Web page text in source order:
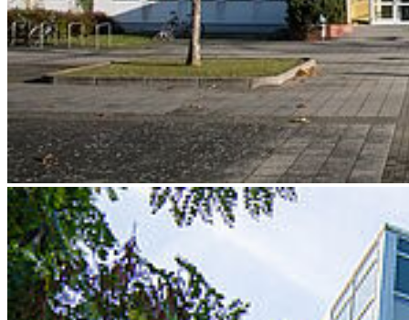
Next
Go to slide 1
Go to slide 2
Go to slide 3
Go to slide 4